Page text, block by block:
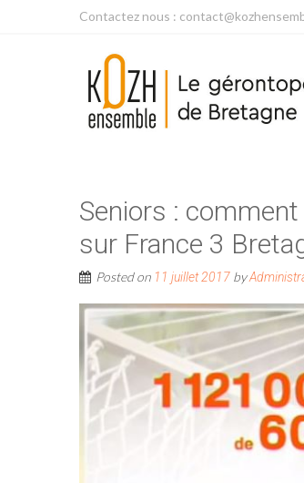
Contactez nous :
Seniors : comment
sur France 3
Posted on 11 juillet 2017 by